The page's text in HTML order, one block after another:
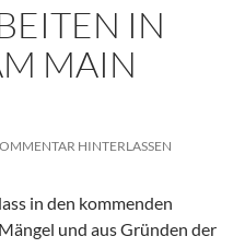
IN
MAIN
HINTERLASSEN
in den kommenden
und aus Gründen der